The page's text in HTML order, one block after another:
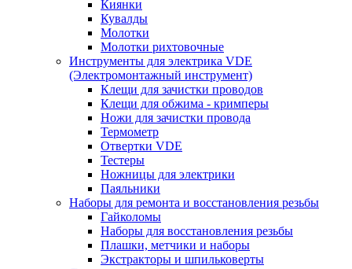
Киянки
Кувалды
Молотки
Молотки рихтовочные
Инструменты для электрика VDE
(Электромонтажный инструмент)
Клещи для зачистки проводов
Клещи для обжима - кримперы
Ножи для зачистки провода
Термометр
Отвертки VDE
Тестеры
Ножницы для электрики
Паяльники
Наборы для ремонта и восстановления резьбы
Гайколомы
Наборы для восстановления резьбы
Плашки, метчики и наборы
Экстракторы и шпильковерты